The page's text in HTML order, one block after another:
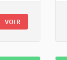
VOIR